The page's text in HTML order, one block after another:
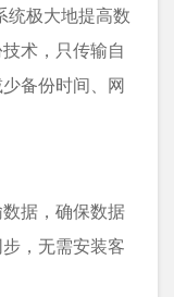
统极大地提高数
术，只传输自
备份时间、网
据，确保数据
，无需安装客